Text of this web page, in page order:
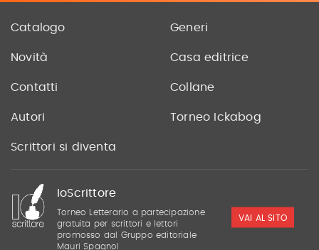
Catalogo Generi
Novità Casa editrice
Contatti Collane
Autori Torneo Ickabog
Scrittori si diventa
IoScrittore
Torneo Letterario a partecipazione
gratuita per scrittori e lettori
promosso dal Gruppo editoriale
Mauri Spagnol
VAI AL SITO